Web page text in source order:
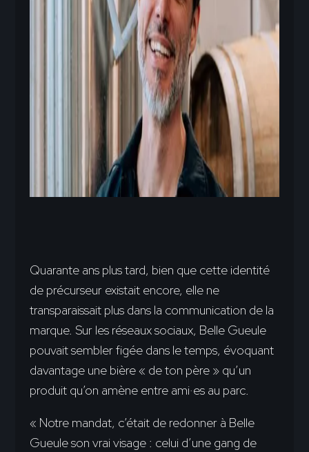
Quarante ans plus tard, bien que cette identité
de précurseur existait encore, elle ne
transparaissait plus dans la communication de la
marque. Sur les réseaux sociaux, Belle Gueule
pouvait sembler figée dans le temps, évoquant
davantage une bière « de ton père » qu’un
produit qu’on amène entre ami·es au parc.
« Notre mandat, c’était de redonner à Belle
Gueule son vrai visage : celui d’une gang de